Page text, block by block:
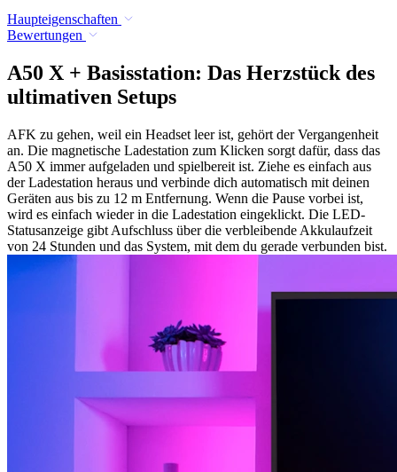
Haupteigenschaften
Bewertungen
A50 X + Basisstation: Das Herzstück des
ultimativen Setups
AFK zu gehen, weil ein Headset leer ist, gehört der Vergangenheit
an. Die magnetische Ladestation zum Klicken sorgt dafür, dass das
A50 X immer aufgeladen und spielbereit ist. Ziehe es einfach aus
der Ladestation heraus und verbinde dich automatisch mit deinen
Geräten aus bis zu 12 m Entfernung. Wenn die Pause vorbei ist,
wird es einfach wieder in die Ladestation eingeklickt. Die LED-
Statusanzeige gibt Aufschluss über die verbleibende Akkulaufzeit
von 24 Stunden und das System, mit dem du gerade verbunden bist.